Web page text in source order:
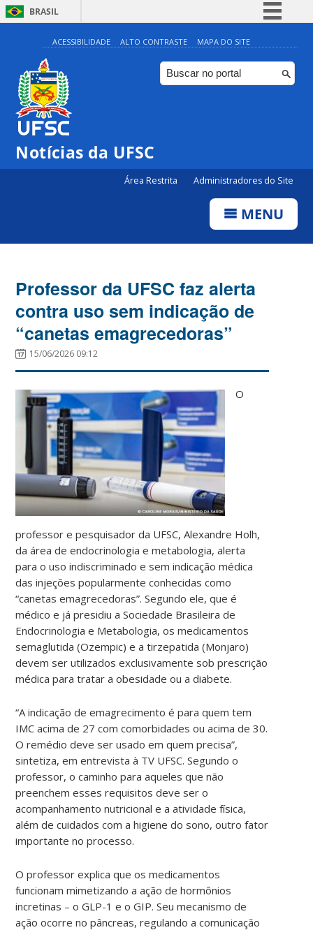
BRASIL
Simplifique!
Comunica BR
Participe
ACESSIBILIDADE ALTO CONTRASTE MAPA DO SITE
Notícias da UFSC
Área Restrita Administradores do Site
MENU
Professor da UFSC faz alerta
contra uso sem indicação de
“canetas emagrecedoras”
15/06/2026 09:12
O
professor e pesquisador da UFSC, Alexandre Holh,
da área de endocrinologia e metabologia, alerta
para o uso indiscriminado e sem indicação médica
das injeções popularmente conhecidas como
“canetas emagrecedoras”. Segundo ele, que é
médico e já presidiu a Sociedade Brasileira de
Endocrinologia e Metabologia, os medicamentos
semaglutida (Ozempic) e a tirzepatida (Monjaro)
devem ser utilizados exclusivamente sob prescrição
médica para tratar a obesidade ou a diabete.
“A indicação de emagrecimento é para quem tem
IMC acima de 27 com comorbidades ou acima de 30.
O remédio deve ser usado em quem precisa”,
sintetiza, em entrevista à TV UFSC. Segundo o
professor, o caminho para aqueles que não
preenchem esses requisitos deve ser o
acompanhamento nutricional e a atividade física,
além de cuidados com a higiene do sono, outro fator
importante no processo.
O professor explica que os medicamentos
funcionam mimetizando a ação de hormônios
incretinas – o GLP-1 e o GIP. Seu mecanismo de
ação ocorre no pâncreas, regulando a comunicação